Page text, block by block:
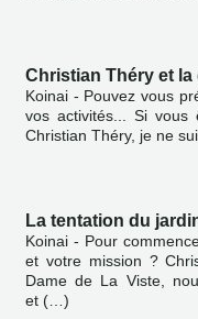
Christian Théry et
Koinai - Pouvez vous
vos activités... Si vous
Christian Théry, je ne
La tentation du
Koinai - Pour
et votre mission ?
Dame de La Viste,
et (…)